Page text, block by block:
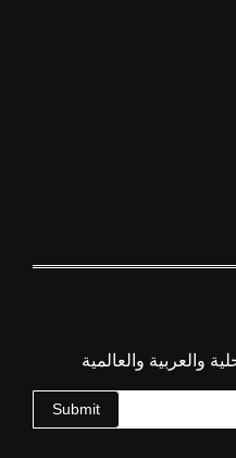
والعربية والعالمية
Submit